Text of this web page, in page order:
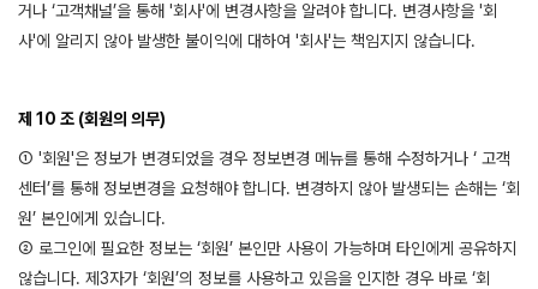
거나 ‘고객채널’을 통해 '회사'에 변경사항을 알려야 합니다. 변경사항을 '회
사'에 알리지 않아 발생한 불이익에 대하여 '회사'는 책임지지 않습니다.
제 10 조 (회원의 의무)
① '회원'은 정보가 변경되었을 경우 정보변경 메뉴를 통해 수정하거나 ‘ 고객
센터’를 통해 정보변경을 요청해야 합니다. 변경하지 않아 발생되는 손해는 ‘회
원’ 본인에게 있습니다.
② 로그인에 필요한 정보는 ‘회원’ 본인만 사용이 가능하며 타인에게 공유하지
않습니다. 제3자가 ‘회원’의 정보를 사용하고 있음을 인지한 경우 바로 ‘회